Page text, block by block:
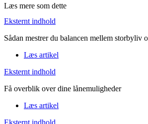
Læs mere som dette
Eksternt indhold
Sådan mestrer du balancen mellem storbyliv
Læs artikel
Eksternt indhold
Få overblik over dine lånemuligheder
Læs artikel
Eksternt indhold